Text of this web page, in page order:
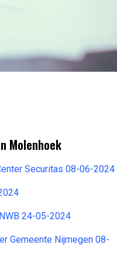
Molenhoek
Securitas 08-06-2024
24-05-2024
Gemeente Nijmegen 08-